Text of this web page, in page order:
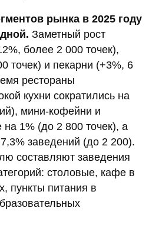
рынка в 2025 году
Заметный рост
более 2 000 точек),
точек) и пекарни (+3%, 6
рестораны
кухни сократились на
мини‑кофейни и
1% (до 2 800 точек), а
заведений (до 2 200).
составляют заведения
столовые, кафе в
пункты питания в